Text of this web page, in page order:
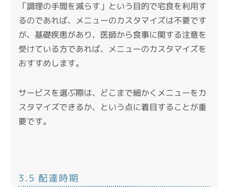
「調理の手間を減らす」という目的で宅食を利用す
るのであれば、メニューのカスタマイズは不要です
が、基礎疾患があり、医師から食事に関する注意を
受けている方であれば、メニューのカスタマイズを
おすすめします。
サービスを選ぶ際は、どこまで細かくメニューをカ
スタマイズできるか、という点に着目することが重
要です。
3.5 配達時期